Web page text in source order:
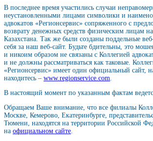
В последнее время участились случаи
неустановленными лицами символики и
адвокатов «Регионсервис» сопряженного с
возврату денежных средств физическим лицам
Казахстана. Так же были созданы поддельные
себя за наш веб-сайт. Будьте бдительны, это
и никоим образом не связаны с Коллегией
и не должны рассматриваться как таковые.
«Регионсервис» имеет один официальный сайт,
находитесь – www.regionservice.com
В настоящий момент по указанным фактам
Обращаем Ваше внимание, что все филиалы
Москве, Кемерово, Екатеринбурге,
Тюмени, находятся на территории Российской
на официальном сайте